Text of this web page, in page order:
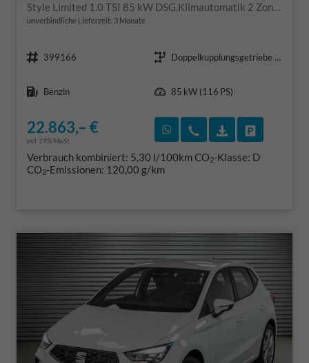
Style Limited 1.0 TSI 85 kW DSG,Klimautomatik 2 Zonen, Sitzheizung, Full-Link, PDC v+h, Rückkamera, 4 elektr. Fensterheber, dunkel get. Scheiben,Spiegel beheizb+ klappbar, Vordersitze hvst,6 Lautspr, LED
unverbindliche Lieferzeit: 3 Monate
399166
Doppelkupplungsgetriebe (DSG)
Benzin
85 kW (116 PS)
22.863,– €
incl. 19% MwSt.
Rückruf vereinbaren
Wir rufen Sie an
Verbrauch kombiniert: 5,30 l/100kmCO2-Klasse: D
CO2-Emissionen: 120,00 g/km